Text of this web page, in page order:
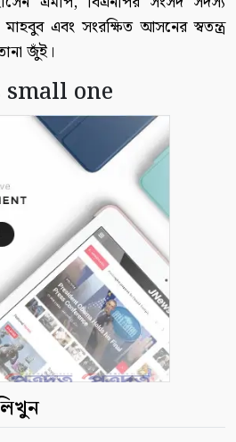
এবং সংরক্ষিত আসনের স্বতন্ত্র
জুঁই।
small one